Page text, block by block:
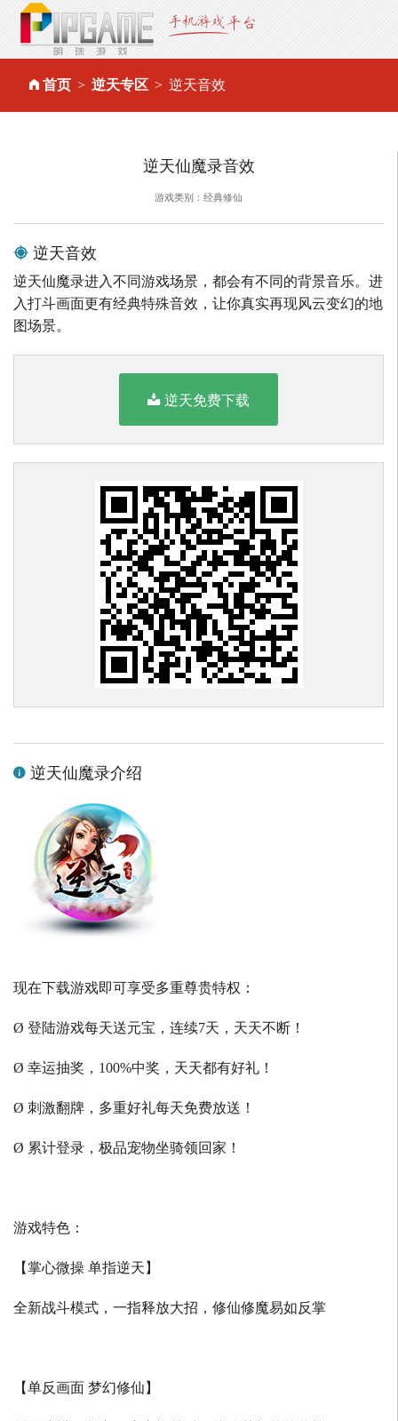
首页 逆天专区 逆天音效
逆天仙魔录音效
游戏类别：经典修仙
逆天音效
逆天仙魔录进入不同游戏场景，都会有不同的背景音乐。进
入打斗画面更有经典特殊音效，让你真实再现风云变幻的地
图场景。
逆天免费下载
逆天仙魔录介绍
现在下载游戏即可享受多重尊贵特权：
Ø 登陆游戏每天送元宝，连续7天，天天不断！
Ø 幸运抽奖，100%中奖，天天都有好礼！
Ø 刺激翻牌，多重好礼每天免费放送！
Ø 累计登录，极品宠物坐骑领回家！
游戏特色：
【掌心微操 单指逆天】
全新战斗模式，一指释放大招，修仙修魔易如反掌
【单反画面 梦幻修仙】